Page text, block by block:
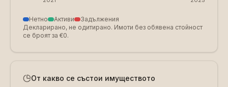
Нетно Активи
Задължения
Декларирано, не одитирано. Имоти без обявена стойност
се броят за €0.
От какво се състои имуществото